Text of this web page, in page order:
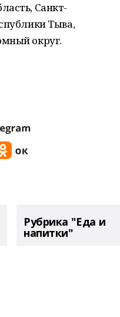
Санкт-
Тыва,
округ.
Рубрика "Еда и
напитки"